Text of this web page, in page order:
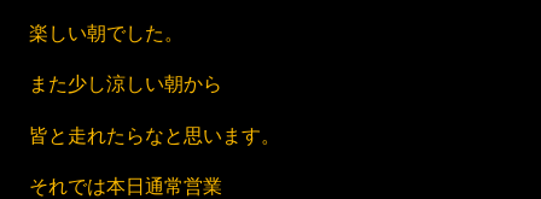
楽しい朝でした。
また少し涼しい朝から
皆と走れたらなと思います。
それでは本日通常営業